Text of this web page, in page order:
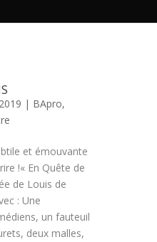
| BApro,
et émouvante
!« En Quête de
de Louis de
: Une
un fauteuil
deux malles,